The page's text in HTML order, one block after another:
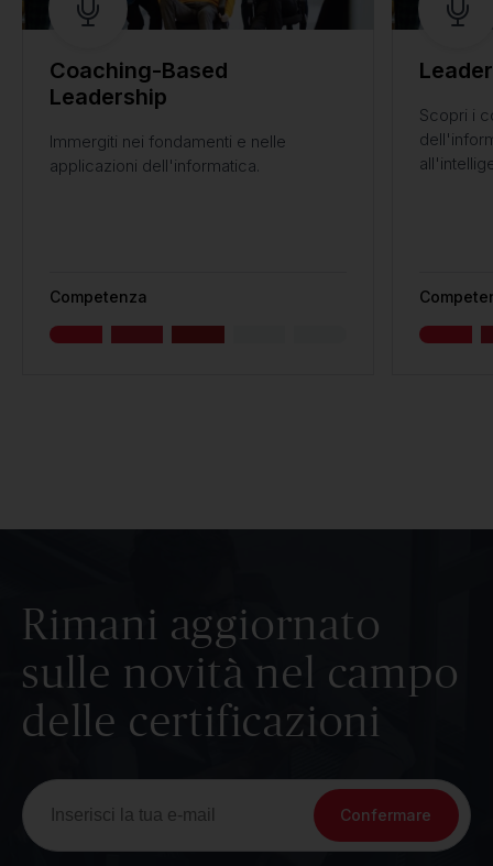
Coaching-Based
Leadership
Immergiti nei fondamenti e nelle
applicazioni dell'informatica.
Competenza
Scopri i
Rimani aggiornato
sulle novità nel campo
delle certificazioni
Confermare